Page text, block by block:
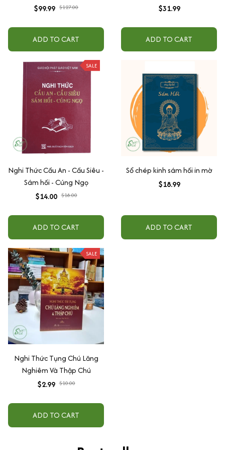
Hối, Chú đại bi, Hồng danh,
$99.99 $127.00
ADD TO CART
giấy cổ (Tặng kèm Hộp đựng)
$31.99
ADD TO CART
SALE
Nghi Thức Cầu An - Cầu Siêu -
Sám hối - Cúng Ngọ
$14.00 $18.00
ADD TO CART
Sổ chép kinh sám hối in mờ
$18.99
ADD TO CART
SALE
Nghi Thức Tụng Chú Lăng
Nghiêm Và Thập Chú
$2.99 $10.00
ADD TO CART